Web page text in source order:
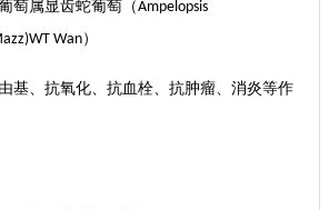
萄属显齿蛇葡萄（Ampelopsis
Wan）
基、抗氧化、抗血栓、抗肿瘤、消炎等作